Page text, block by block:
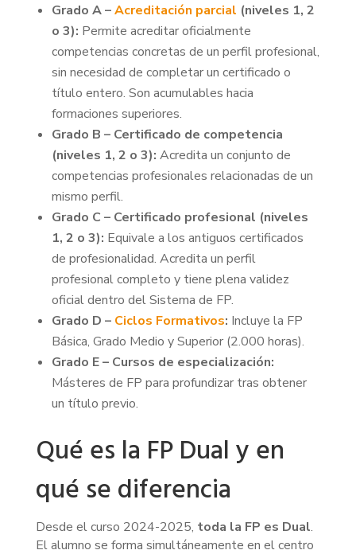
Grado A –Acreditación parcial (niveles 1, 2
o 3): Permite acreditar oficialmente
competencias concretas de un perfil profesional,
sin necesidad de completar un certificado o
título entero. Son acumulables hacia
formaciones superiores.
Grado B – Certificado de competencia
(niveles 1, 2 o 3): Acredita un conjunto de
competencias profesionales relacionadas de un
mismo perfil.
Grado C – Certificado profesional (niveles
1, 2 o 3): Equivale a los antiguos certificados
de profesionalidad. Acredita un perfil
profesional completo y tiene plena validez
oficial dentro del Sistema de FP.
Grado D – Ciclos Formativos: Incluye la FP
Básica, Grado Medio y Superior (2.000 horas).
Grado E – Cursos de especialización:
Másteres de FP para profundizar tras obtener
un título previo.
Qué es la FP Dual y en
qué se diferencia
Desde el curso 2024-2025, toda la FP es Dual.
El alumno se forma simultáneamente en el centro